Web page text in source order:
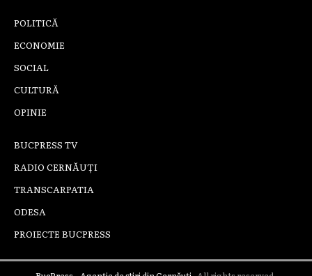
POLITICĂ
ECONOMIE
SOCIAL
CULTURĂ
OPINIE
BUCPRESS TV
RADIO CERNĂUȚI
TRANSCARPATIA
ODESA
PROIECTE BUCPRESS